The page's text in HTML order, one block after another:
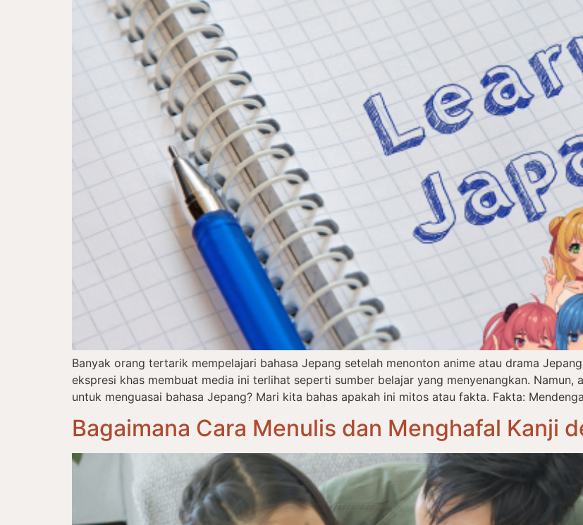
Banyak orang tertarik mempelajari bahasa Jepang setelah menonton anime atau drama
ekspresi khas membuat media ini terlihat seperti sumber belajar yang menyenangkan.
untuk menguasai bahasa Jepang? Mari kita bahas apakah ini mitos atau fakta. Fakta:
Bagaimana Cara Menulis dan Menghafal Kanji